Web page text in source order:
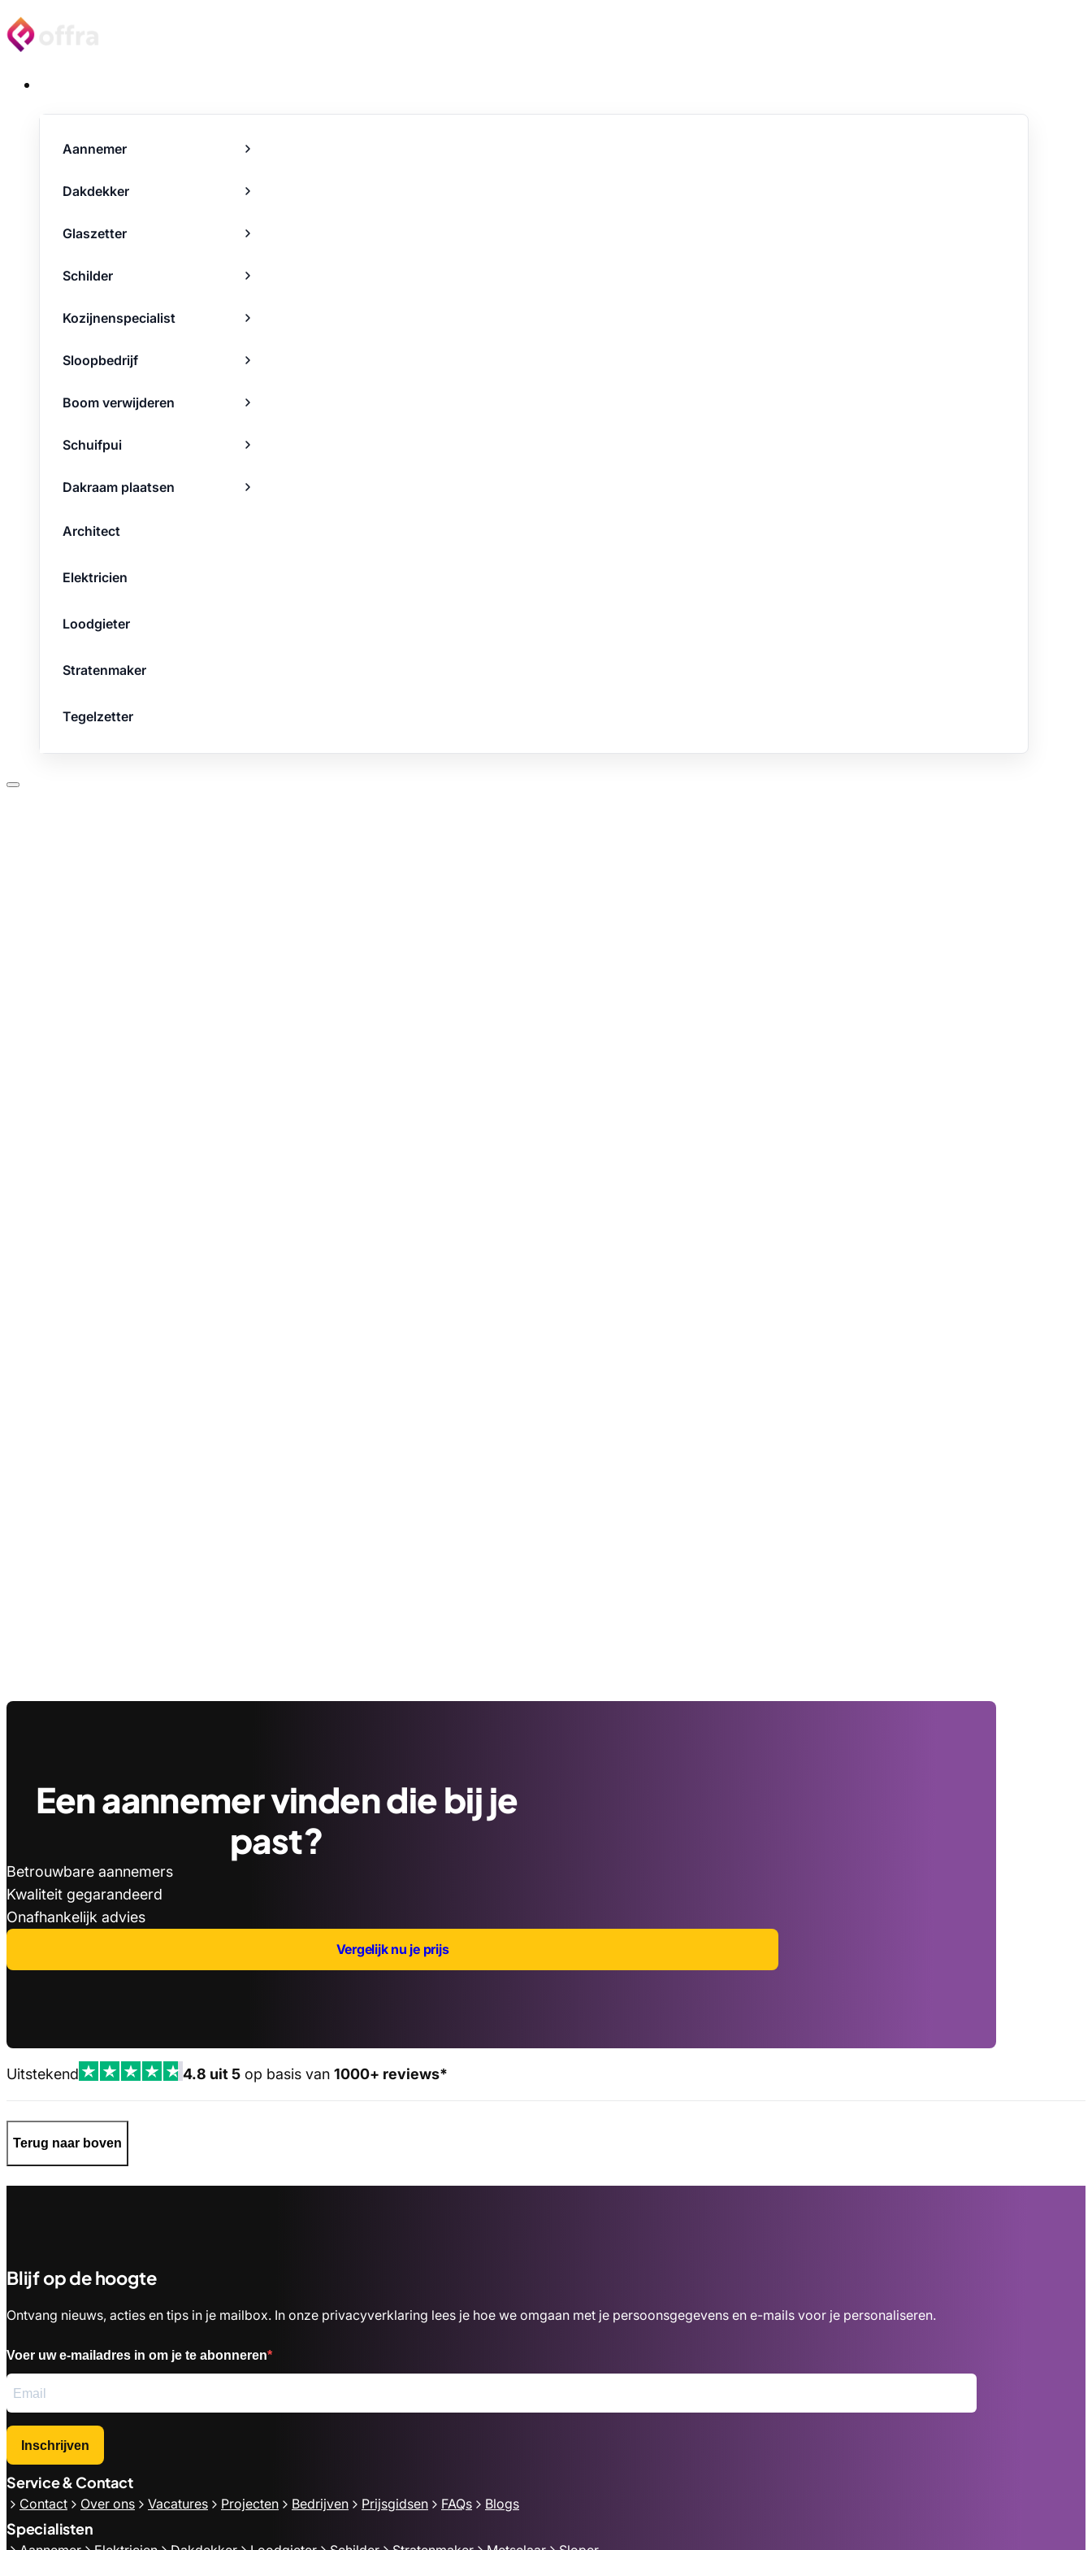
Aannemer
Dakdekker
Glaszetter
Schilder
Kozijnenspecialist
Sloopbedrijf
Boom verwijderen
Schuifpui
Dakraam plaatsen
Architect
Elektricien
Loodgieter
Stratenmaker
Tegelzetter
Een aannemer vinden die bij je
past?
Betrouwbare aannemers
Kwaliteit gegarandeerd
Onafhankelijk advies
Vergelijk nu je prijs
Uitstekend 4.8 uit 5 op basis van 1000+ reviews*
Terug naar boven
Blijf op de hoogte
Ontvang nieuws, acties en tips in je mailbox. In onze privacyverklaring lees je hoe we omgaan met je persoonsgegevens en e-mails voor je personaliseren.
Voer uw e-mailadres in om je te abonneren
Inschrijven
Service & Contact
Contact Over ons Vacatures Projecten Bedrijven Prijsgidsen FAQs Blogs
Specialisten